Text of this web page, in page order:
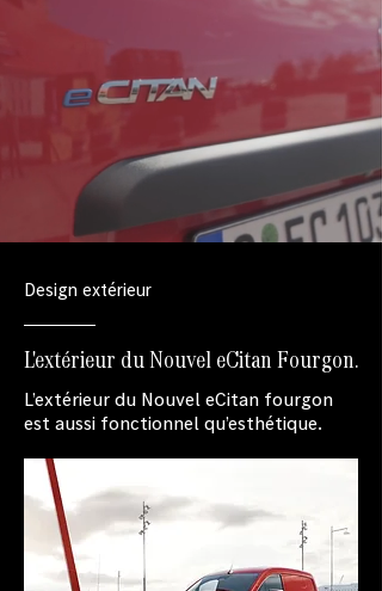
Design extérieur
L'extérieur du Nouvel eCitan Fourgon.
L’extérieur du Nouvel eCitan fourgon
est aussi fonctionnel qu’esthétique.